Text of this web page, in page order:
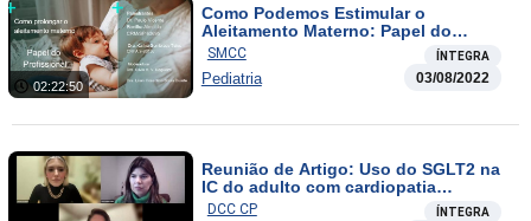
02:22:50
Como Podemos Estimular o
Aleitamento Materno: Papel do
Profissional da Saúde
SMCC ÍNTEGRA
Pediatria 03/08/2022
Reunião de Artigo: Uso do SGLT2 na
IC do adulto com cardiopatia
congênita
DCC CP ÍNTEGRA